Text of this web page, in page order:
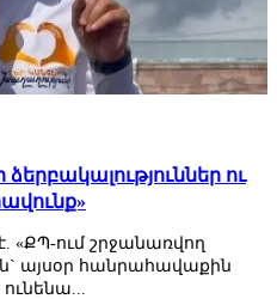
ու
«ՔՊ-ում շրջանառվող
այսօր հանրահավաքին